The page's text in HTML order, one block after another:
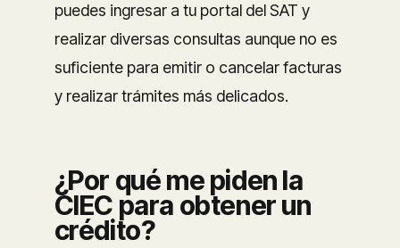
puedes ingresar a tu portal del SAT y
realizar diversas consultas aunque no es
suficiente para emitir o cancelar facturas
y realizar trámites más delicados.
¿Por qué me piden la
CIEC para obtener un
crédito?